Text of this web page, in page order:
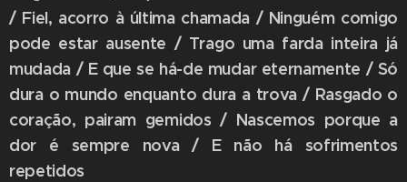
/ Fiel, acorro à última chamada / Ninguém comigo
pode estar ausente / Trago uma farda inteira já
mudada / E que se há-de mudar eternamente / Só
dura o mundo enquanto dura a trova / Rasgado o
coração, pairam gemidos / Nascemos porque a
dor é sempre nova / E não há sofrimentos
repetidos